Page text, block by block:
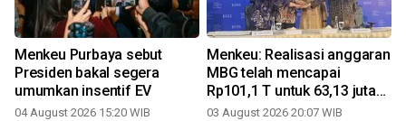
Menkeu Purbaya sebut
Presiden bakal segera
umumkan insentif EV
04 August 2026 15:20 WIB
Menkeu: Realisasi anggaran
MBG telah mencapai
Rp101,1 T untuk 63,13 juta
penerima
03 August 2026 20:07 WIB